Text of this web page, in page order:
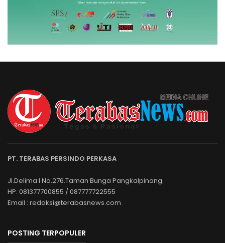
PT. TERABAS PERSINDO PERKASA
Jl.Delima I No.276.Taman Bunga Pangkalpinang.
HP. 081377700855 / 087777722555
Email : redaksi@terabasnews.com
POSTING TERPOPULER